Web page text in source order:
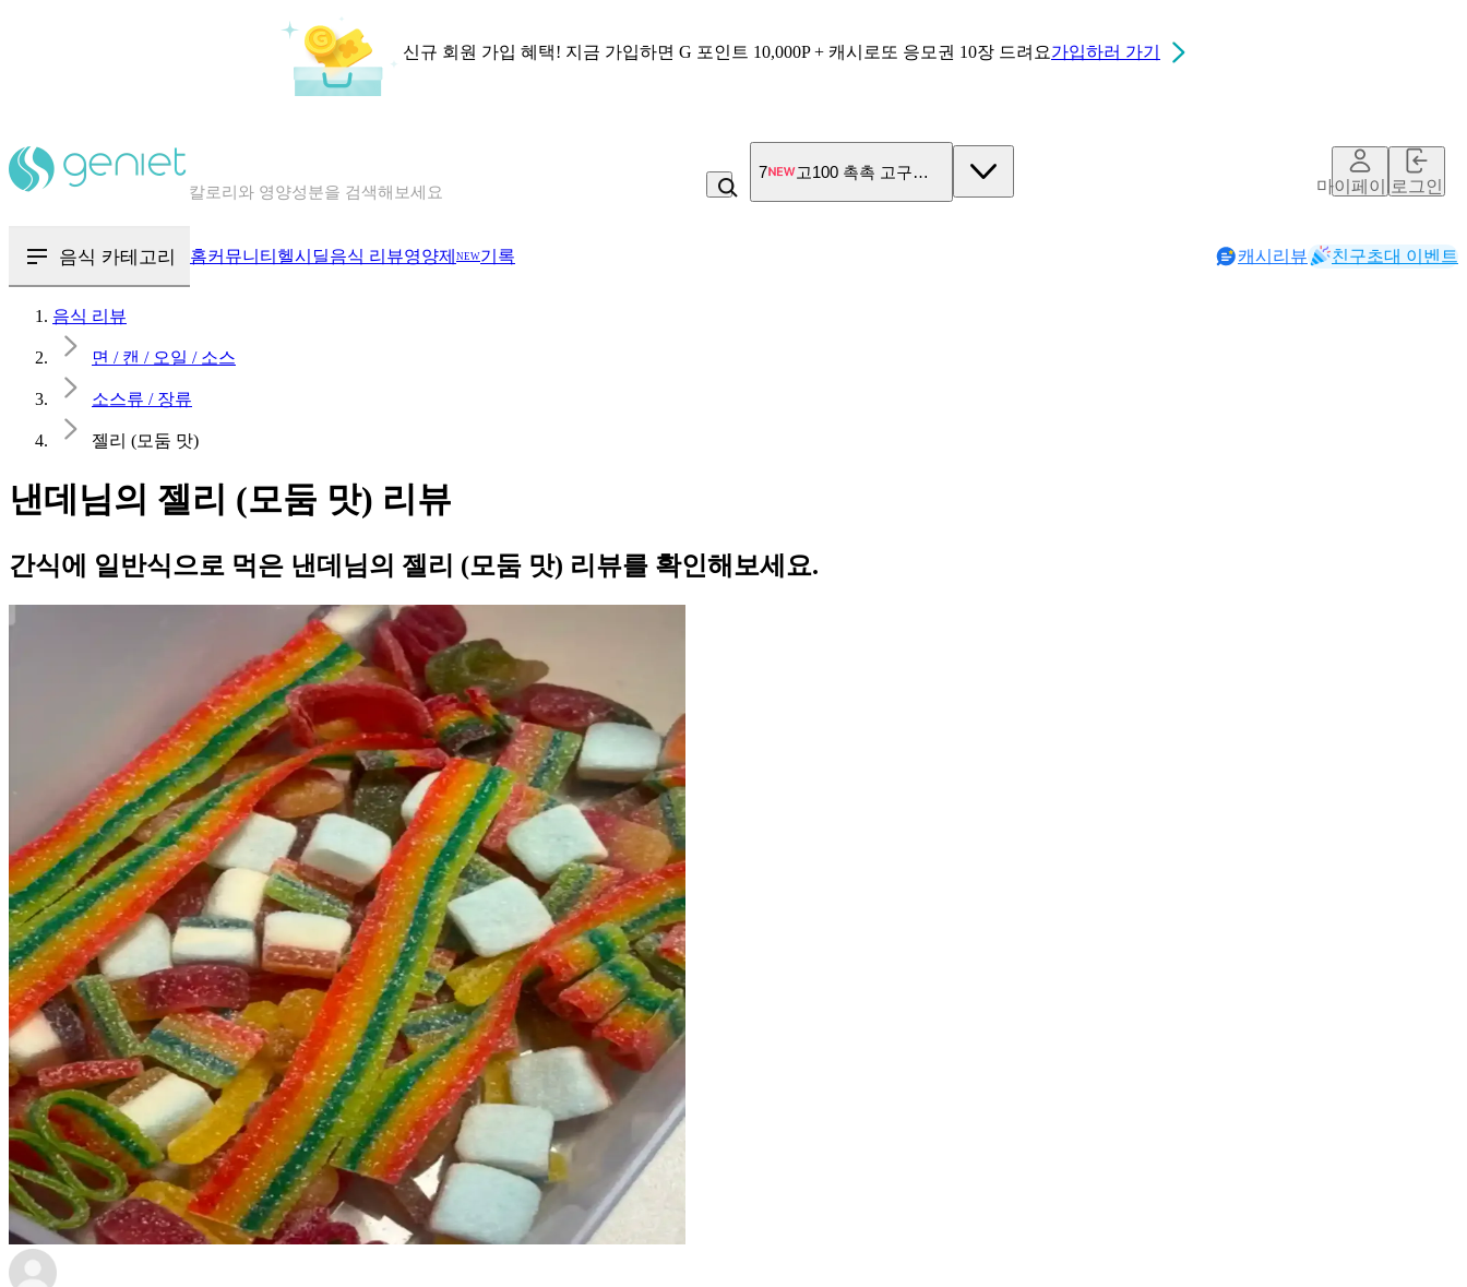
신규 회원 가입 혜택! 지금 가입하면 G 포인트 10,000P + 캐시로또 응모권 10장 드려요가입하러 가기
혈당 · 다이어트 음식 검색해보세요
7 고100 촉촉 고구마 스틱
마이페이지로그인
음식 카테고리 홈커뮤니티 헬시딜음식 리뷰영양제 NEW기록 캐시리뷰 친구초대 이벤트
음식 리뷰
면 / 캔 / 오일 / 소스
소스류 / 장류
젤리 (모둠 맛)
낸데님의 젤리 (모둠 맛) 리뷰
간식에 일반식으로 먹은 낸데님의 젤리 (모둠 맛) 리뷰를 확인해보세요.